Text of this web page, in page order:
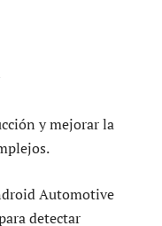
y mejorar la
Automotive
detectar